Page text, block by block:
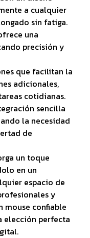
a cualquier
sin fatiga.
una
precisión y
que facilitan la
adicionales,
cotidianas.
sencilla
la necesidad
de
un toque
en un
espacio de
y
mouse confiable
elección perfecta